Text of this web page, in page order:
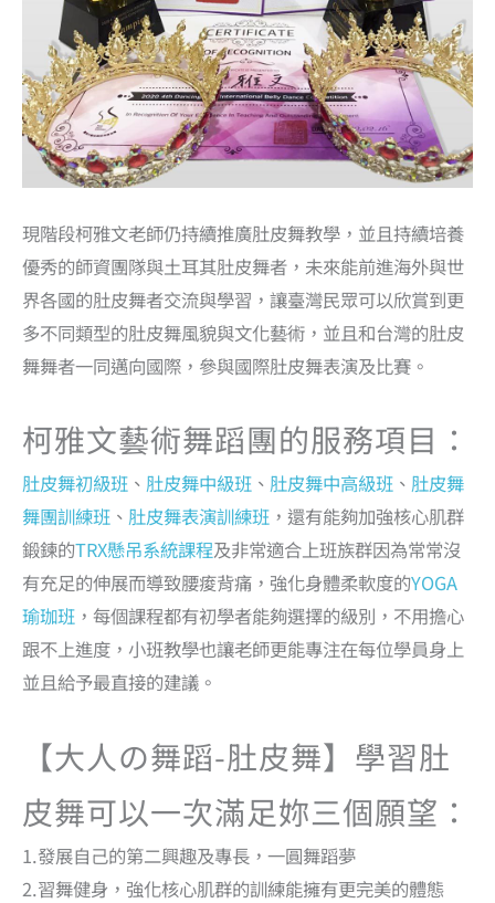
現階段柯雅文老師仍持續推廣肚皮舞教學，並且持續培養
優秀的師資團隊與土耳其肚皮舞者，未來能前進海外與世
界各國的肚皮舞者交流與學習，讓臺灣民眾可以欣賞到更
多不同類型的肚皮舞風貌與文化藝術，並且和台灣的肚皮
舞舞者一同邁向國際，參與國際肚皮舞表演及比賽。
柯雅文藝術舞蹈團的服務項目：
肚皮舞初級班 、 肚皮舞中級班 、 肚皮舞中高級班 、 肚皮舞
舞團訓練班 、 肚皮舞表演訓練班 ，還有能夠加強核心肌群
鍛鍊的TRX懸吊系統課程及非常適合上班族群因為常常沒
有充足的伸展而導致腰痠背痛，強化身體柔軟度的YOGA
瑜珈班 ，每個課程都有初學者能夠選擇的級別，不用擔心
跟不上進度，小班教學也讓老師更能專注在每位學員身上
並且給予最直接的建議。
【大人の舞蹈-肚皮舞】學習肚
皮舞可以一次滿足妳三個願望：
1.發展自己的第二興趣及專長，一圓舞蹈夢
2.習舞健身，強化核心肌群的訓練能擁有更完美的體態